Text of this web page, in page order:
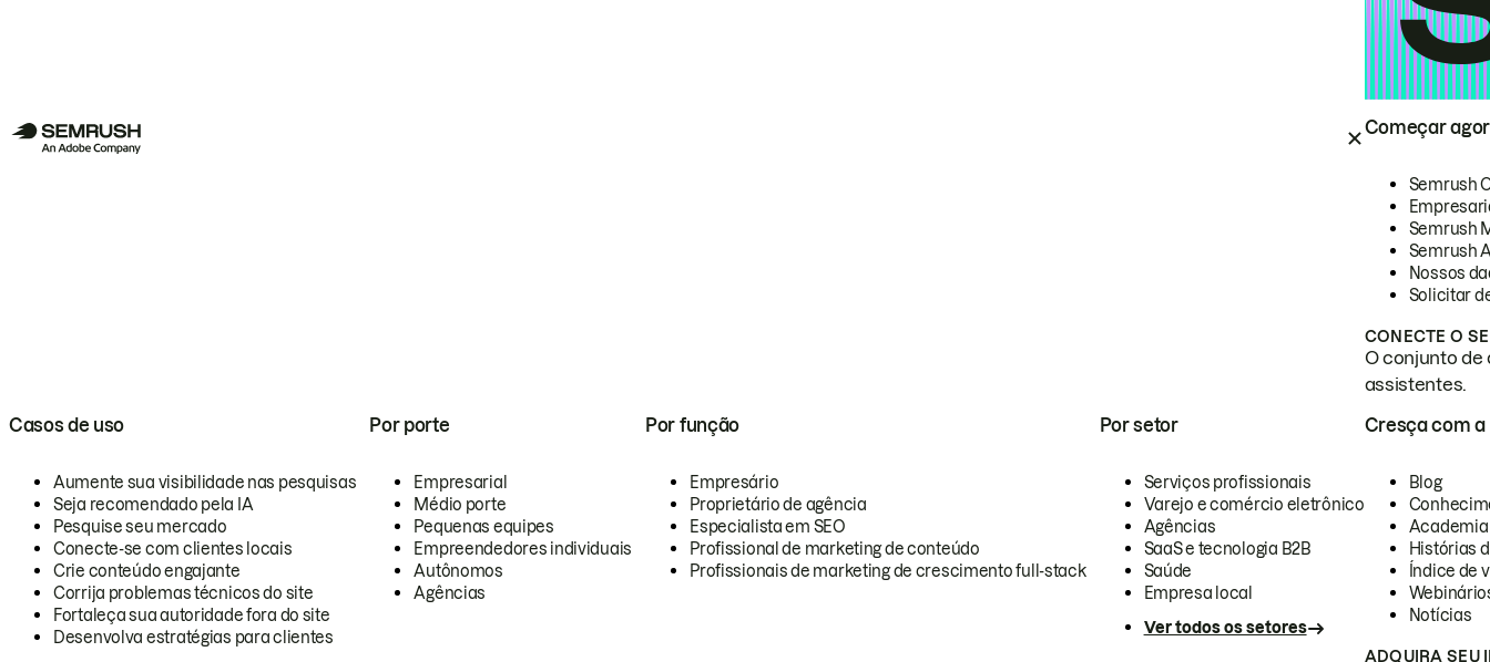
Começar
Semrush
Semrush
Semrush
Nossos
Solicitar
CONECTE O
O conjunto de
assistentes.
Casos de uso
Aumente sua visibilidade nas pesquisas
Seja recomendado pela IA
Pesquise seu mercado
Conecte-se com clientes locais
Crie conteúdo engajante
Corrija problemas técnicos do site
Fortaleça sua autoridade fora do site
Desenvolva estratégias para clientes
Por porte
Empresarial
Médio porte
Pequenas equipes
Empreendedores individuais
Autônomos
Agências
Por função
Empresário
Proprietário de agência
Especialista em SEO
Profissional de marketing de conteúdo
Profissionais de marketing de crescimento full-stack
Por setor
Serviços profissionais
Varejo e comércio eletrônico
Agências
SaaS e tecnologia B2B
Saúde
Empresa local
Ver todos os setores
Cresça com a
Blog
Academia
Histórias
Índice de
Notícias
ADQUIRA SEU